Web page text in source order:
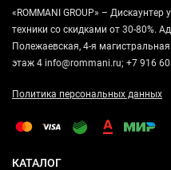
«ROMMANI GROUP» –
техники со скидками от 30-80%.
Полежаевская, 4-я
этаж 4 info@rommani.ru; +7 916
Политика персональных данных
КАТАЛОГ